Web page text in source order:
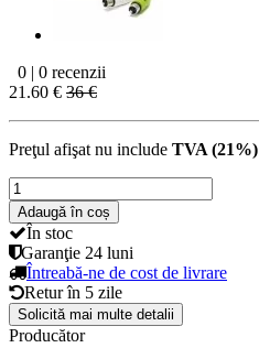
0 | 0 recenzii
21.60 € 36 €
Preţul afişat nu include TVA (21%)
Adaugă în coș
În stoc
Garanţie 24 luni
Întreabă-ne de cost de livrare
Retur în 5 zile
Solicită mai multe detalii
Producător